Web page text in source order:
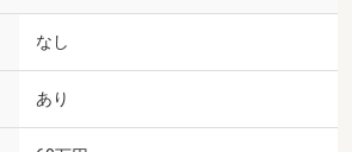
なし
あり